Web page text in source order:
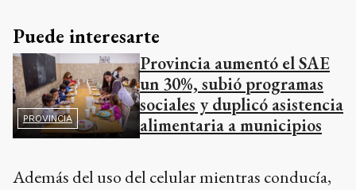
Puede interesarte
PROVINCIA
Provincia aumentó el SAE
un 30%, subió programas
sociales y duplicó asistencia
alimentaria a municipios
Además del uso del celular mientras conducía,